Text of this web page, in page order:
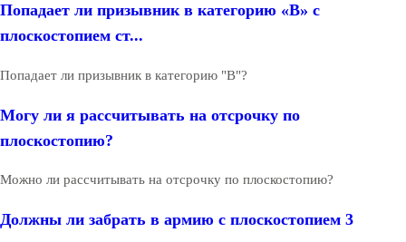
Попадает ли призывник в категорию «В» с
плоскостопием ст...
Попадает ли призывник в категорию "В"?
Могу ли я рассчитывать на отсрочку по
плоскостопию?
Можно ли рассчитывать на отсрочку по плоскостопию?
Должны ли забрать в армию с плоскостопием 3